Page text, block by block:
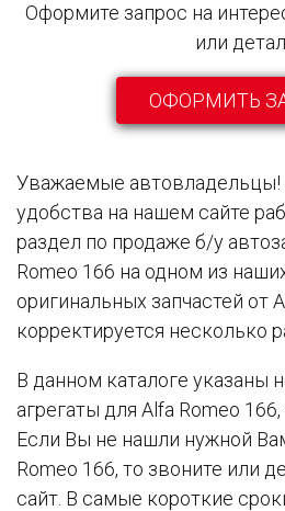
Оформите запрос на
или
ОФОРМИТЬ
Уважаемые автовладельцы!
удобства на нашем сайте
раздел по продаже б/у
Romeo 166 на одном из
оригинальных запчастей от
корректируется несколько
В данном каталоге указаны
агрегаты для Alfa Romeo
Если Вы не нашли нужной
Romeo 166, то звоните или
сайт. В самые короткие